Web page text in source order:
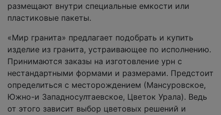
размещают внутри специальные емкости или
пластиковые пакеты.
«Мир гранита» предлагает подобрать и купить
изделие из гранита, устраивающее по исполнению.
Принимаются заказы на изготовление урн с
нестандартными формами и размерами. Предстоит
определиться с месторождением (Мансуровское,
Южно-и Западносултаевское, Цветок Урала). Ведь
от этого зависит выбор цветовых решений и